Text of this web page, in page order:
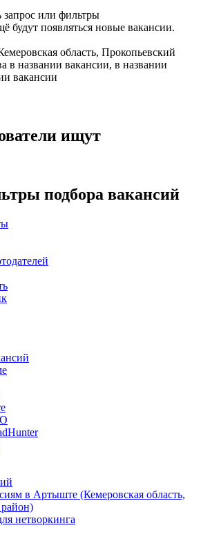
или фильтры
будут появляться новые вакансии.
область, Прокопьевский
в названии вакансии, в названии
вакансии
ищут
подбора вакансий
в Артыште (Кемеровская область,
нетворкинга